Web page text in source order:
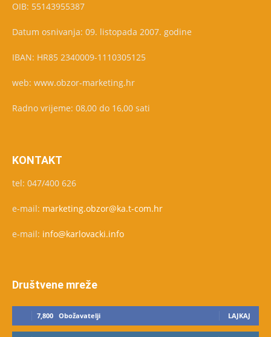
OIB: 55143955387
Datum osnivanja: 09. listopada 2007. godine
IBAN: HR85 2340009-1110305125
web: www.obzor-marketing.hr
Radno vrijeme: 08,00 do 16,00 sati
KONTAKT
tel: 047/400 626
e-mail: marketing.obzor@ka.t-com.hr
e-mail: info@karlovacki.info
Društvene mreže
7,800 Obožavatelji LAJKAJ